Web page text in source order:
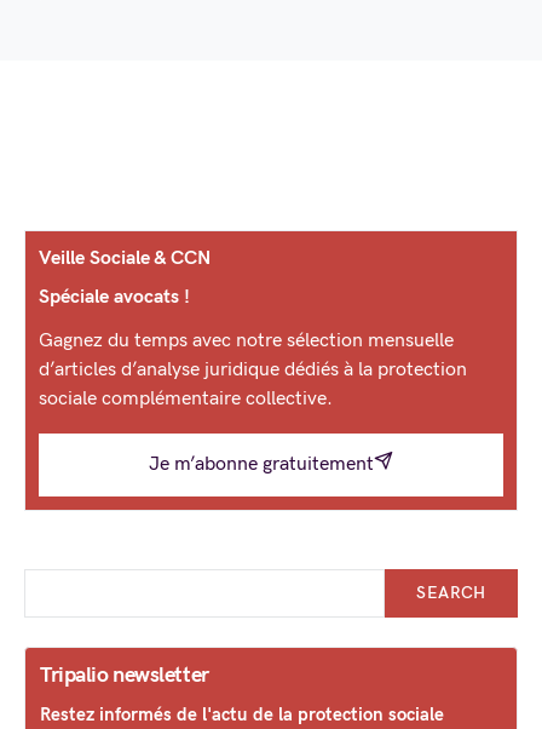
Veille Sociale & CCN
Spéciale avocats !
Gagnez du temps avec notre sélection mensuelle
d’articles d’analyse juridique dédiés à la protection
sociale complémentaire collective.
Je m’abonne gratuitement
SEARCH
Tripalio newsletter
Restez informés de l'actu de la protection sociale